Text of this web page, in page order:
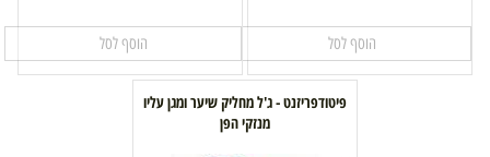
הוסף לסל הוסף לסל
פיטודפריזנט - ג'ל מחליק שיער ומגן עליו
מנזקי הפן